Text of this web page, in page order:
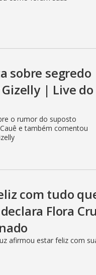
sobre segredo
| Live do
o rumor do suposto
e também comentou
com tudo
Flora
afirmou estar feliz com